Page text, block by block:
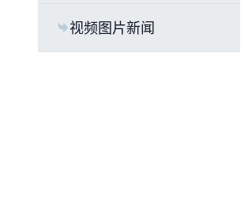
视频图片新闻